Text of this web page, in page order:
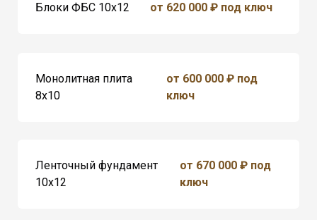
Блоки ФБС 10х12 от 620 000 ₽ под ключ
Монолитная плита
8х10
от 600 000 ₽ под
ключ
Ленточный фундамент
10х12
от 670 000 ₽ под
ключ